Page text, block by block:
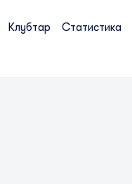
Клубтар Статистика